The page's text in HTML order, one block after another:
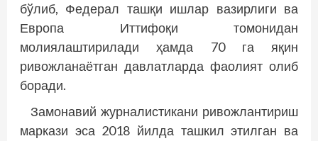
бўлиб, Федерал ташқи ишлар вазирлиги ва
Европа Иттифоқи томонидан
молиялаштирилади ҳамда 70 га яқин
ривожланаётган давлатларда фаолият олиб
боради.
Замонавий журналистикани ривожлантириш
маркази эса 2018 йилда ташкил этилган ва